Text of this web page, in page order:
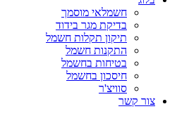
חשמלאי מוסמך
בדיקת מגר בידוד
תיקון תקלות חשמל
התקנות חשמל
בטיחות בחשמל
חיסכון בחשמל
סוויצ'ר
צור קשר